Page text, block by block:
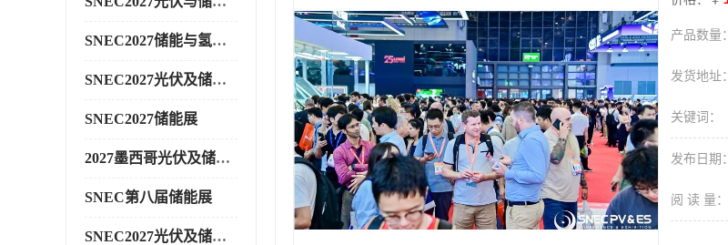
SNEC2027储能与氢能展
SNEC2027光伏及储能展
SNEC2027储能展
2027墨西哥光伏及储能展
SNEC第八届储能展
SNEC2027光伏及储能展
产品数量：
发货地址：
关键词：
发布日期：
阅 读 量：